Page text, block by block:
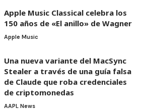
Apple Music Classical celebra los
150 años de «El anillo» de Wagner
Apple Music
Una nueva variante del MacSync
Stealer a través de una guía falsa
de Claude que roba credenciales
de criptomonedas
AAPL News